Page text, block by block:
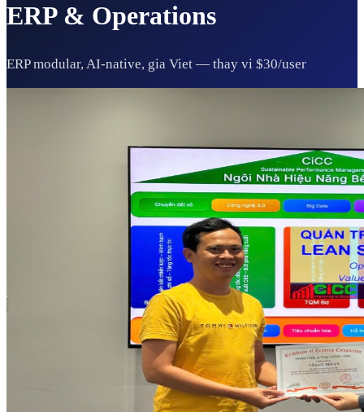
ERP & Operations
ERP modular, AI-native, gia Viet — thay vi $30/user